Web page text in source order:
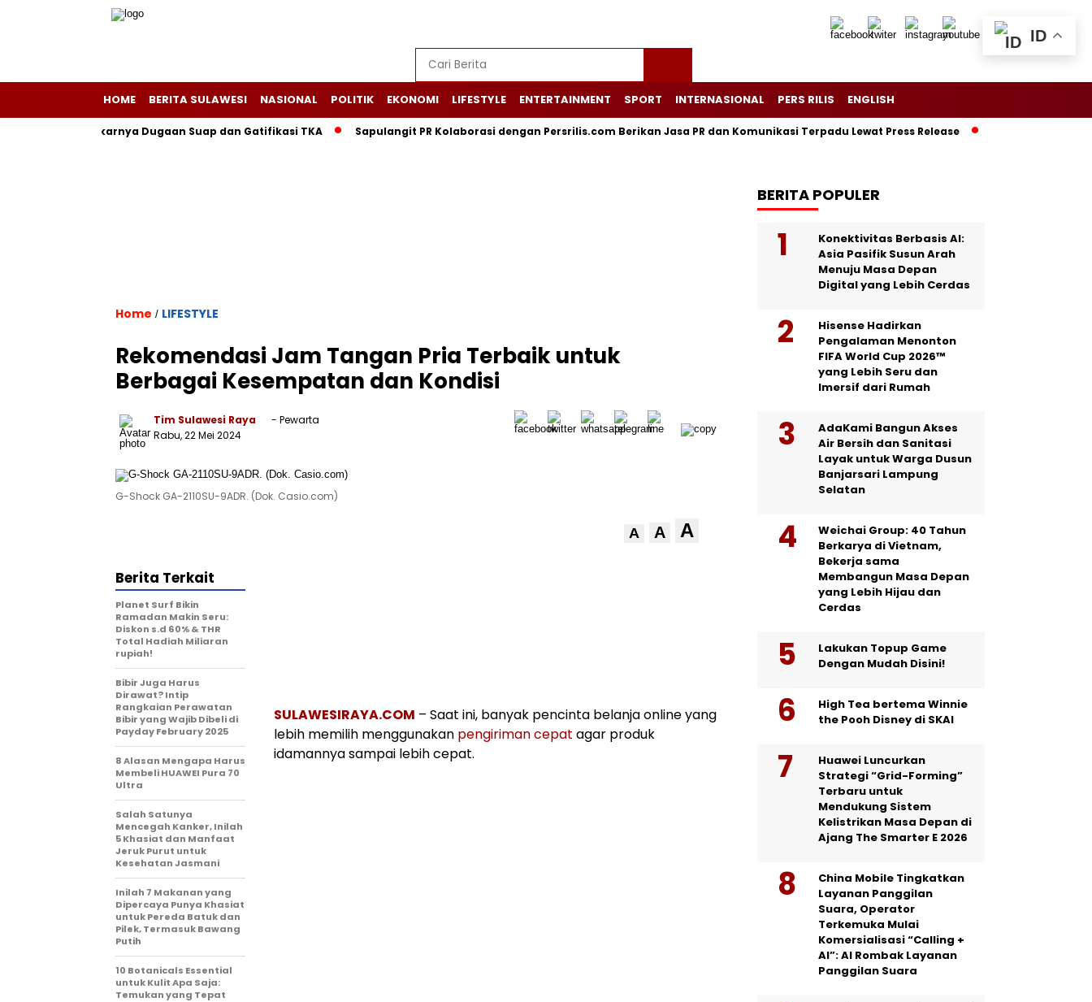
HOME BERITA SULAWESI NASIONAL POLITIK EKONOMI LIFESTYLE ENTERTAINMENT SPORT INTERNASIONAL PERS RILIS ENGLISH
Terbongkarnya Dugaan Suap dan Gatifikasi TKA Sapulangit PR Kolaborasi dengan Persrilis.com Berikan Jasa PR dan Komunikasi Terpadu Lewat Press Release Menjaga Rumah
Home / LIFESTYLE
Rekomendasi Jam Tangan Pria Terbaik untuk
Berbagai Kesempatan dan Kondisi
Tim Sulawesi Raya
- Pewarta
Rabu, 22 Mei 2024
G-Shock GA-2110SU-9ADR. (Dok. Casio.com)
A A A
SULAWESIRAYA.COM – Saat ini, banyak pencinta belanja online yang
lebih memilih menggunakan pengiriman cepat agar produk
idamannya sampai lebih cepat.
Berita Terkait
Planet Surf Bikin
Ramadan Makin Seru:
Diskon s.d 60% & THR
Total Hadiah Miliaran
rupiah!
Bibir Juga Harus
Dirawat? Intip
Rangkaian Perawatan
Bibir yang Wajib Dibeli di
Payday February 2025
8 Alasan Mengapa Harus
Membeli HUAWEI Pura 70
Ultra
Salah Satunya
Mencegah Kanker, Inilah
5 Khasiat dan Manfaat
Jeruk Purut untuk
Kesehatan Jasmani
Inilah 7 Makanan yang
Dipercaya Punya Khasiat
untuk Pereda Batuk dan
Pilek, Termasuk Bawang
Putih
10 Botanicals Essential
untuk Kulit Apa Saja:
Temukan yang Tepat
BERITA POPULER
Konektivitas Berbasis AI:
Asia Pasifik Susun Arah
Menuju Masa Depan
Digital yang Lebih Cerdas
Hisense Hadirkan
Pengalaman Menonton
FIFA World Cup 2026™
yang Lebih Seru dan
Imersif dari Rumah
AdaKami Bangun Akses
Air Bersih dan Sanitasi
Layak untuk Warga Dusun
Banjarsari Lampung
Selatan
Weichai Group: 40 Tahun
Berkarya di Vietnam,
Bekerja sama
Membangun Masa Depan
yang Lebih Hijau dan
Cerdas
Lakukan Topup Game
Dengan Mudah Disini!
High Tea bertema Winnie
the Pooh Disney di SKAI
Huawei Luncurkan
Strategi “Grid-Forming”
Terbaru untuk
Mendukung Sistem
Kelistrikan Masa Depan di
Ajang The Smarter E 2026
China Mobile Tingkatkan
Layanan Panggilan
Suara, Operator
Terkemuka Mulai
Komersialisasi “Calling +
AI”: AI Rombak Layanan
Panggilan Suara
ID